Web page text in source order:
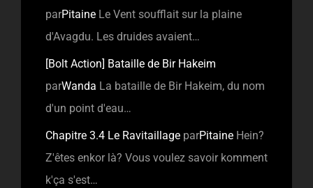
parPitaine Le Vent soufflait sur la plaine
d'Avagdu. Les druides avaient…
[Bolt Action] Bataille de Bir Hakeim
parWanda La bataille de Bir Hakeim, du nom
d'un point d'eau…
Chapitre 3.4 Le Ravitaillage parPitaine Hein?
Z'êtes enkor là? Vous voulez savoir komment
k'ça s'est…